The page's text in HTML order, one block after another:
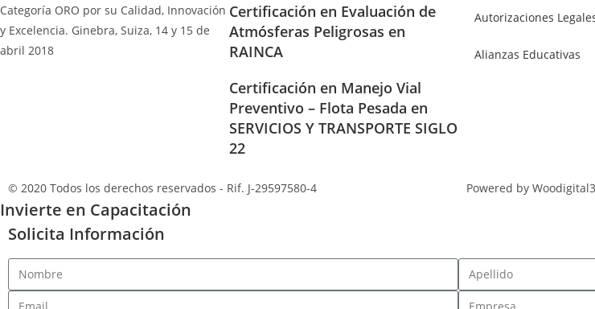
Categoría ORO por su Calidad, Innovación
y Excelencia. Ginebra, Suiza, 14 y 15 de
abril 2018
Certificación en Evaluación de
Atmósferas Peligrosas en
RAINCA
Certificación en Manejo Vial
Preventivo – Flota Pesada en
SERVICIOS Y TRANSPORTE SIGLO
22
Autorizaciones
Alianzas Educativas
© 2020 Todos los derechos reservados - Rif. J-29597580-4 Powered by
Invierte en Capacitación
Solicita Información